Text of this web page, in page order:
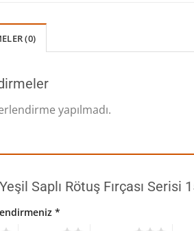
(0)
yapılmadı.
Yeşil Saplı Rötuş Fırçası
*